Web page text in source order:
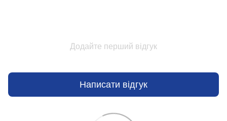
Додайте перший відгук
Написати відгук